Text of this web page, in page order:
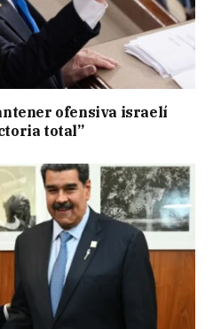
ofensiva israelí
total”